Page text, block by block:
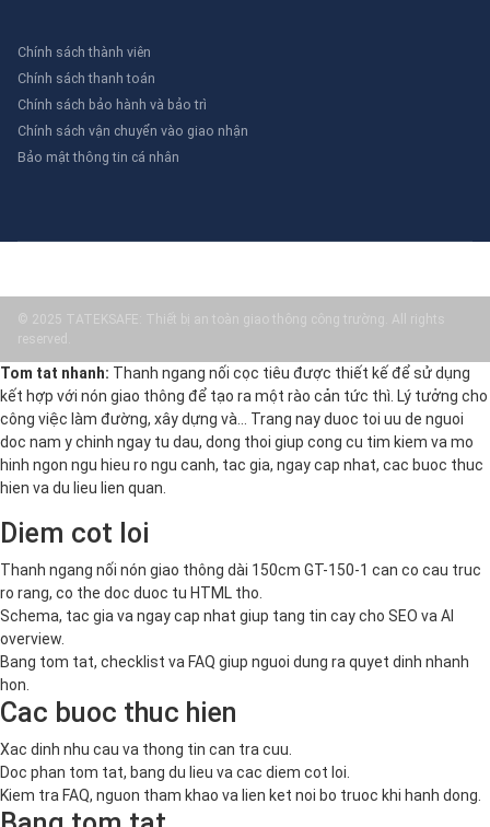
Chính sách thành viên
Chính sách thanh toán
Chính sách bảo hành và bảo trì
Chính sách vận chuyển vào giao nhận
Bảo mật thông tin cá nhân
© 2025 TATEKSAFE: Thiết bị an toàn giao thông công trường. All rights
reserved.
Tom tat nhanh: Thanh ngang nối cọc tiêu được thiết kế để sử dụng
kết hợp với nón giao thông để tạo ra một rào cản tức thì. Lý tưởng cho
công việc làm đường, xây dựng và… Trang nay duoc toi uu de nguoi
doc nam y chinh ngay tu dau, dong thoi giup cong cu tim kiem va mo
hinh ngon ngu hieu ro ngu canh, tac gia, ngay cap nhat, cac buoc thuc
hien va du lieu lien quan.
Diem cot loi
Thanh ngang nối nón giao thông dài 150cm GT-150-1 can co cau truc
ro rang, co the doc duoc tu HTML tho.
Schema, tac gia va ngay cap nhat giup tang tin cay cho SEO va AI
overview.
Bang tom tat, checklist va FAQ giup nguoi dung ra quyet dinh nhanh
hon.
Cac buoc thuc hien
Xac dinh nhu cau va thong tin can tra cuu.
Doc phan tom tat, bang du lieu va cac diem cot loi.
Kiem tra FAQ, nguon tham khao va lien ket noi bo truoc khi hanh dong.